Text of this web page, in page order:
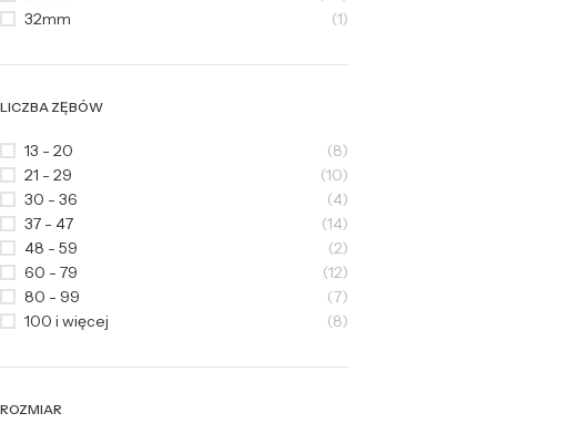
32mm
(1)
LICZBA ZĘBÓW
13 - 20
(8)
21 - 29
(10)
30 - 36
(4)
37 - 47
(14)
48 - 59
(2)
60 - 79
(12)
80 - 99
(7)
100 i więcej
(8)
ROZMIAR